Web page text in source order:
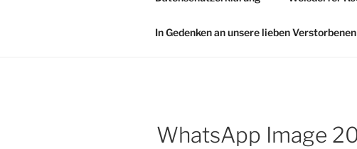
In Gedenken an unsere lieben Verstorbenen
WhatsApp Image